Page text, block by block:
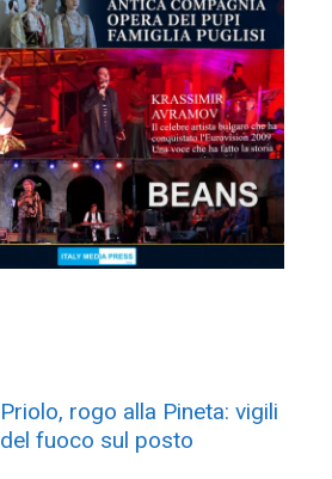
Priolo, rogo alla Pineta: vigili
del fuoco sul posto